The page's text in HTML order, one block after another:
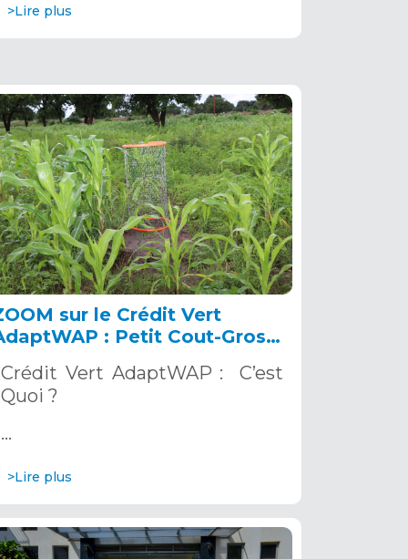
Verte
>Lire plus
sur le Crédit Vert
: Petit Cout-Gros
Crédit Vert AdaptWAP : C’est
Quoi ?
…
>Lire plus